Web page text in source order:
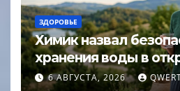
ЗДОРОВЬЕ
Химик назвал
хранения воды в
кувшине
6 АВГУСТА, 2026